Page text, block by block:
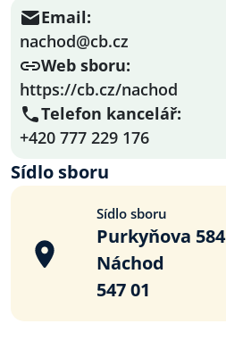
Email:
nachod@cb.cz
Web sboru:
https://cb.cz/nachod
Telefon kancelář:
+420 777 229 176
Sídlo sboru
Sídlo sboru
Purkyňova 584
Náchod
547 01